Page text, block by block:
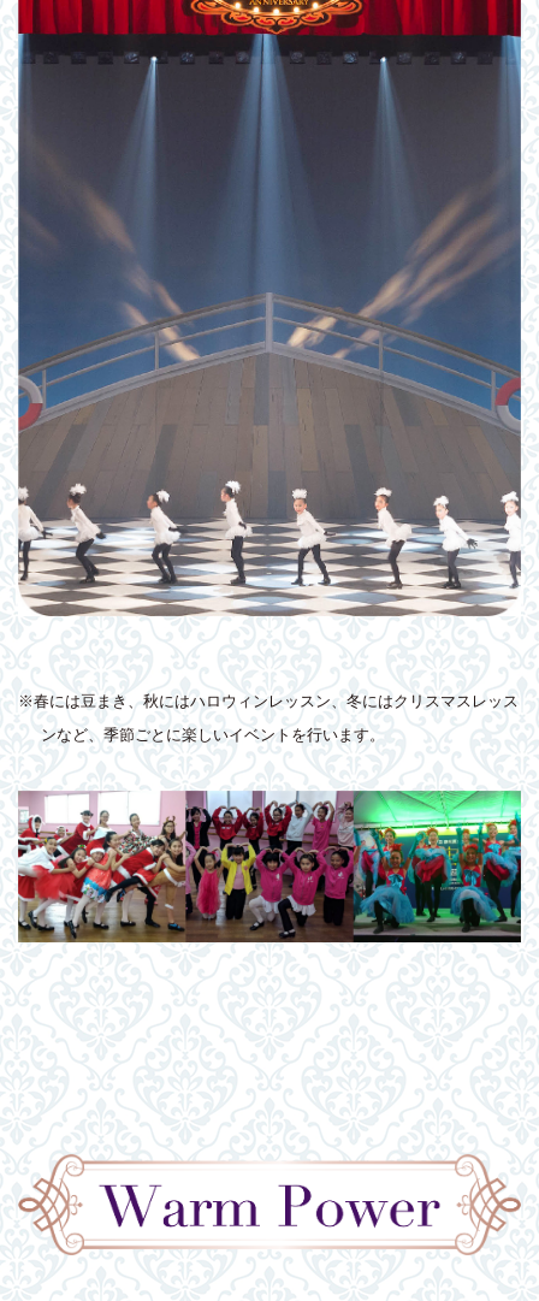
※春には豆まき、秋にはハロウィンレッスン、冬にはクリスマスレッス
ンなど、季節ごとに楽しいイベントを行います。